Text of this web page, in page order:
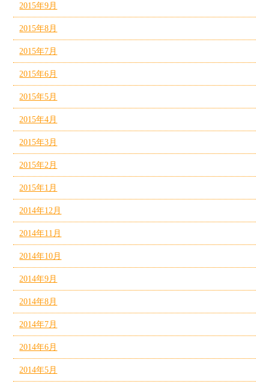
2015年9月
2015年8月
2015年7月
2015年6月
2015年5月
2015年4月
2015年3月
2015年2月
2015年1月
2014年12月
2014年11月
2014年10月
2014年9月
2014年8月
2014年7月
2014年6月
2014年5月